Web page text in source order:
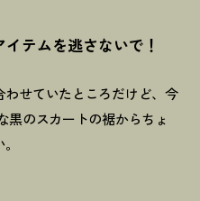
テムを逃さないで ！
せていたところだけど、今
黒のスカートの裾からちょ